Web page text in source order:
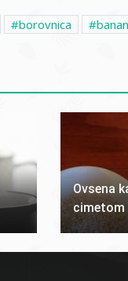
borovnica
Ovsena
cimetom